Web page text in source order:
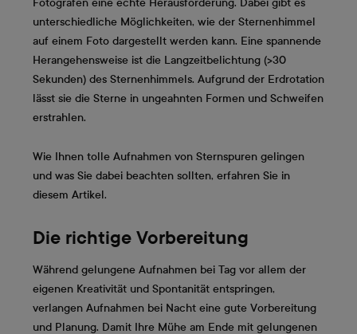
unterschiedliche Möglichkeiten, wie der Sternenhimmel
auf einem Foto dargestellt werden kann. Eine spannende
Herangehensweise ist die Langzeitbelichtung (>30
Sekunden) des Sternenhimmels. Aufgrund der Erdrotation
lässt sie die Sterne in ungeahnten Formen und Schweifen
erstrahlen.
Wie Ihnen tolle Aufnahmen von Sternspuren gelingen
und was Sie dabei beachten sollten, erfahren Sie in
diesem Artikel.
Die richtige Vorbereitung
Während gelungene Aufnahmen bei Tag vor allem der
eigenen Kreativität und Spontanität entspringen,
verlangen Aufnahmen bei Nacht eine gute Vorbereitung
und Planung. Damit Ihre Mühe am Ende mit gelungenen